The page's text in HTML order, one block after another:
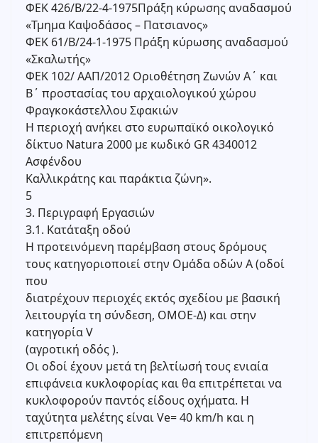
ΦΕΚ 426/Β/22-4-1975Πράξη κύρωσης αναδασμού
«Τμημα Καψοδάσος – Πατσιανος»
ΦΕΚ 61/Β/24-1-1975 Πράξη κύρωσης αναδασμού
«Σκαλωτής»
ΦΕΚ 102/ ΑΑΠ/2012 Οριοθέτηση Ζωνών Α΄ και
Β΄ προστασίας του αρχαιολογικού χώρου
Φραγκοκάστελλου Σφακιών
Η περιοχή ανήκει στο ευρωπαϊκό οικολογικό
δίκτυο Natura 2000 με κωδικό GR 4340012
Ασφένδου
Καλλικράτης και παράκτια ζώνη».
5
3. Περιγραφή Εργασιών
3.1. Κατάταξη οδού
Η προτεινόμενη παρέμβαση στους δρόμους
τους κατηγοριοποιεί στην Ομάδα οδών A (οδοί
που
διατρέχουν περιοχές εκτός σχεδίου με βασική
λειτουργία τη σύνδεση, ΟΜΟΕ-Δ) και στην
κατηγορία V
(αγροτική οδός ).
Οι οδοί έχουν μετά τη βελτίωσή τους ενιαία
επιφάνεια κυκλοφορίας και θα επιτρέπεται να
κυκλοφορούν παντός είδους οχήματα. Η
ταχύτητα μελέτης είναι Ve= 40 km/h και η
επιτρεπόμενη